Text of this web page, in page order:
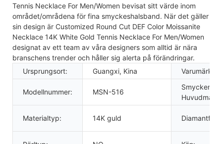
Tennis Necklace For Men/Women bevisat sitt värde inom
området/områdena för fina smyckeshalsband. När det gäller
sin design är Customized Round Cut DEF Color Moissanite
Necklace 14K White Gold Tennis Necklace For Men/Women
designat av ett team av våra designers som alltid är nära
branschens trender och håller sig alerta på förändringar.
Ursprungsort:
Guangxi, Kina Varumärke:
Modellnummer: MSN-516
Smycken
Materialtyp: 14K guld